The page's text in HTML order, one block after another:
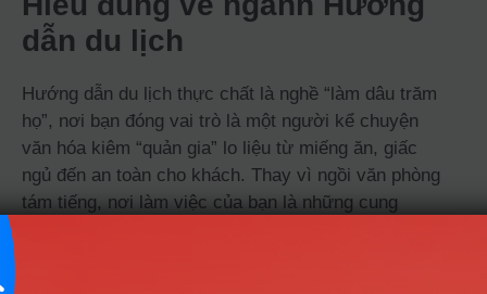
dẫn du lịch
Hướng dẫn du lịch thực chất là nghề “làm dâu trăm
họ”, nơi bạn đóng vai trò là một người kể chuyện
văn hóa kiêm “quản gia” lo liệu từ miếng ăn, giấc
ngủ đến an toàn cho khách. Thay vì ngồi văn phòng
tám tiếng, nơi làm việc của bạn là những cung